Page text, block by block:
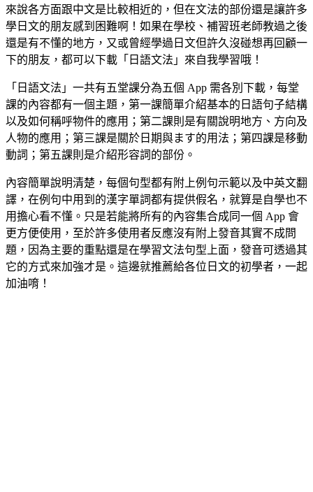
來說各方面跟中文是比較相近的，但在文法的部份還是讓許多
學日文的朋友感到困難啊！如果在學校、補習班老師教過之後
還是有不懂的地方，又或曾經學過日文但許久沒碰想再回顧一
下的朋友，都可以下載「日語文法」來自我學習哦！
「日語文法」一共有五堂課分為五個 App 需各別下載，每堂
課的內容都有一個主題，第一課簡單介紹基本的日語句子結構
以及如何稱呼物件的應用；第二課則是有關說明地方、方向及
人物的應用；第三課是關於日期與ます的用法；第四課是移動
動詞；第五課則是介紹形容詞的部份。
內容簡單說明清楚，每個句型都有附上例句示範以及中英文翻
譯，在例句中用到的漢字單詞都有提供假名，就算是自學也不
用擔心看不懂。只是若能將所有的內容集合成同一個 App 會
更方便使用，至於許多使用者反應沒有附上發音其實不成問
題，因為主要的重點還是在學習文法句型上面，發音可透過其
它的方式來加強才是。這邊就推薦給各位日文的初學者，一起
加油唷！